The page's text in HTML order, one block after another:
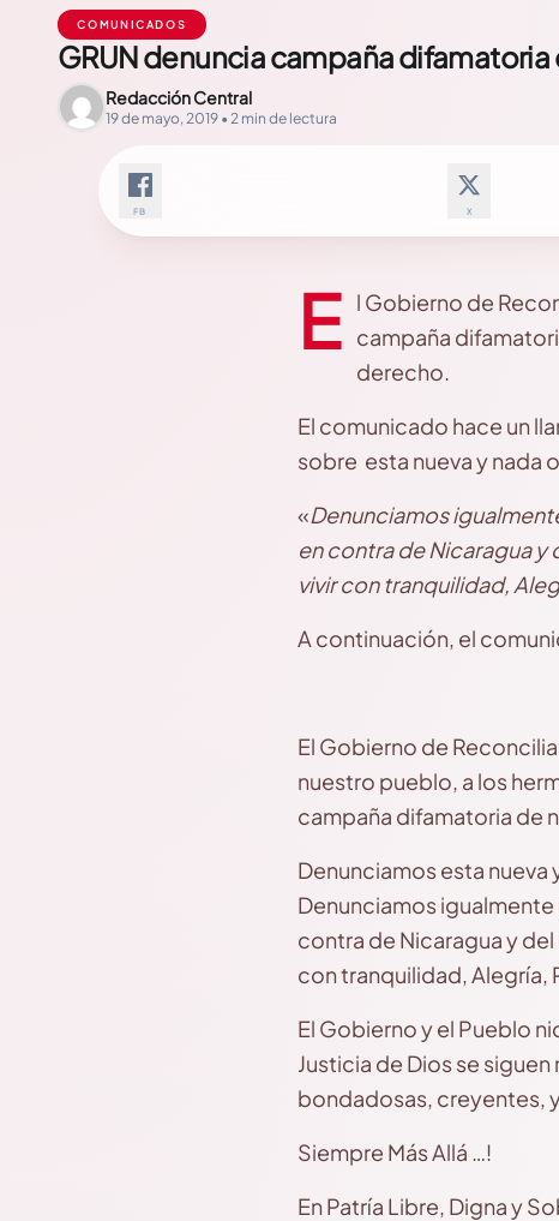
COMUNICADOS
GRUN denuncia campaña
Redacción Central
19 de mayo, 2019 • 2 min de lectura
FB X
E l Gobierno de
campaña
derecho.
El comunicado hace un
sobre esta nueva y nada
«Denunciamos
en contra de Nicaragua y
vivir con tranquilidad,
A continuación, el
El Gobierno de
nuestro pueblo, a los
campaña difamatoria de
Denunciamos esta nueva
Denunciamos
contra de Nicaragua y
con tranquilidad, Alegría,
El Gobierno y el Pueblo
Justicia de Dios se
bondadosas, creyentes,
Siempre Más Allá …!
En Patría Libre, Digna y